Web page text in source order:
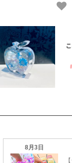
手芸 クラフト 夜光《選